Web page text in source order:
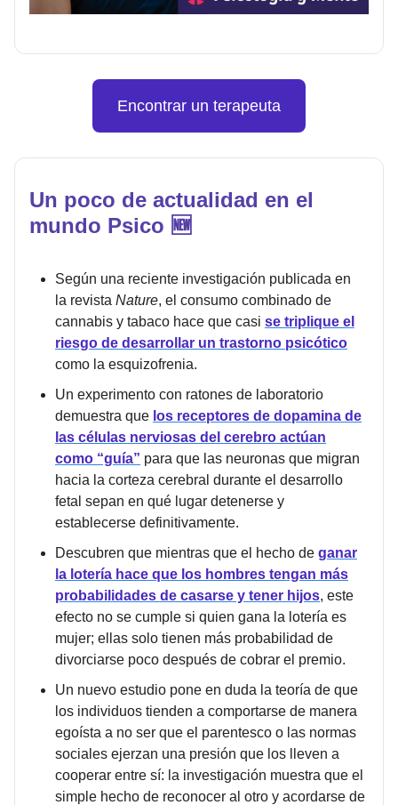
Encontrar un terapeuta
Un poco de actualidad en el
mundo Psico 🆕
Según una reciente investigación publicada en
la revista Nature, el consumo combinado de
cannabis y tabaco hace que casi se triplique el
riesgo de desarrollar un trastorno psicótico
como la esquizofrenia.
Un experimento con ratones de laboratorio
demuestra que los receptores de dopamina de
las células nerviosas del cerebro actúan
como “guía” para que las neuronas que migran
hacia la corteza cerebral durante el desarrollo
fetal sepan en qué lugar detenerse y
establecerse definitivamente.
Descubren que mientras que el hecho de ganar
la lotería hace que los hombres tengan más
probabilidades de casarse y tener hijos, este
efecto no se cumple si quien gana la lotería es
mujer; ellas solo tienen más probabilidad de
divorciarse poco después de cobrar el premio.
Un nuevo estudio pone en duda la teoría de que
los individuos tienden a comportarse de manera
egoísta a no ser que el parentesco o las normas
sociales ejerzan una presión que los lleven a
cooperar entre sí: la investigación muestra que el
simple hecho de reconocer al otro y acordarse de